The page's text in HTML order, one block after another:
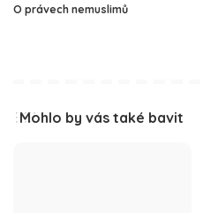
O právech nemuslimů
Mohlo by vás také bavit